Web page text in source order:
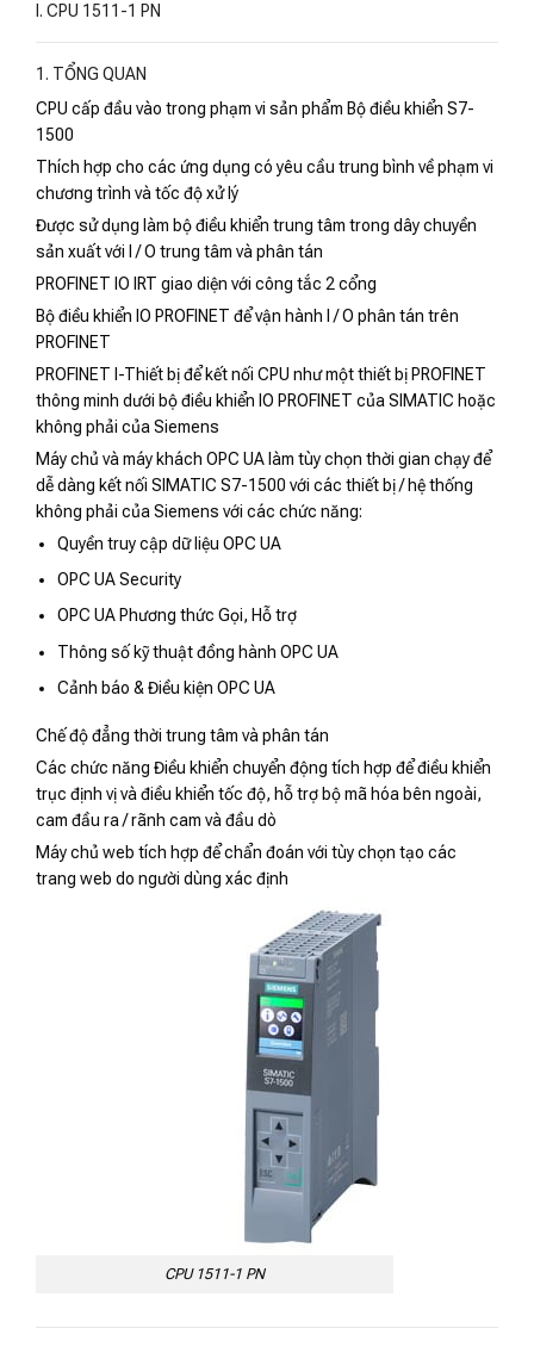
I. CPU 1511-1 PN
1. TỔNG QUAN
CPU cấp đầu vào trong phạm vi sản phẩm Bộ điều khiển S7-
1500
Thích hợp cho các ứng dụng có yêu cầu trung bình về phạm vi
chương trình và tốc độ xử lý
Được sử dụng làm bộ điều khiển trung tâm trong dây chuyền
sản xuất với I / O trung tâm và phân tán
PROFINET IO IRT giao diện với công tắc 2 cổng
Bộ điều khiển IO PROFINET để vận hành I / O phân tán trên
PROFINET
PROFINET I-Thiết bị để kết nối CPU như một thiết bị PROFINET
thông minh dưới bộ điều khiển IO PROFINET của SIMATIC hoặc
không phải của Siemens
Máy chủ và máy khách OPC UA làm tùy chọn thời gian chạy để
dễ dàng kết nối SIMATIC S7-1500 với các thiết bị / hệ thống
không phải của Siemens với các chức năng:
Quyền truy cập dữ liệu OPC UA
OPC UA Security
OPC UA Phương thức Gọi, Hỗ trợ
Thông số kỹ thuật đồng hành OPC UA
Cảnh báo & Điều kiện OPC UA
Chế độ đẳng thời trung tâm và phân tán
Các chức năng Điều khiển chuyển động tích hợp để điều khiển
trục định vị và điều khiển tốc độ, hỗ trợ bộ mã hóa bên ngoài,
cam đầu ra / rãnh cam và đầu dò
Máy chủ web tích hợp để chẩn đoán với tùy chọn tạo các
trang web do người dùng xác định
CPU 1511-1 PN